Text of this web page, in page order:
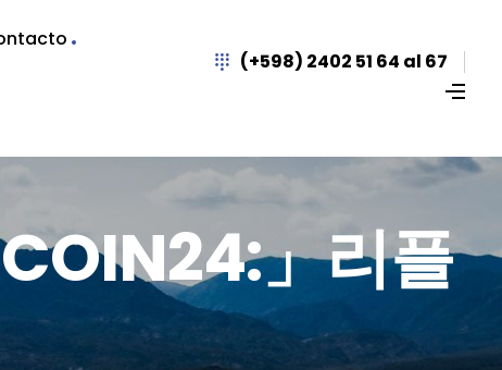
(+598) 2402 51 64 al 67
」리플